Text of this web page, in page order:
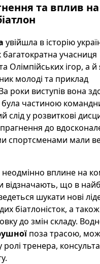
та вплив на
увійшла в історію
учасниця
Олімпійських ігор, а й
молоді та приклад
роки виступів вона
частиною
у розвиткові
до
спортсменами мали
неодмінно вплине на
відзначають, що в
шукати нові
біатлоністок, а також
до змін складу.
поза трасою,
тренера,